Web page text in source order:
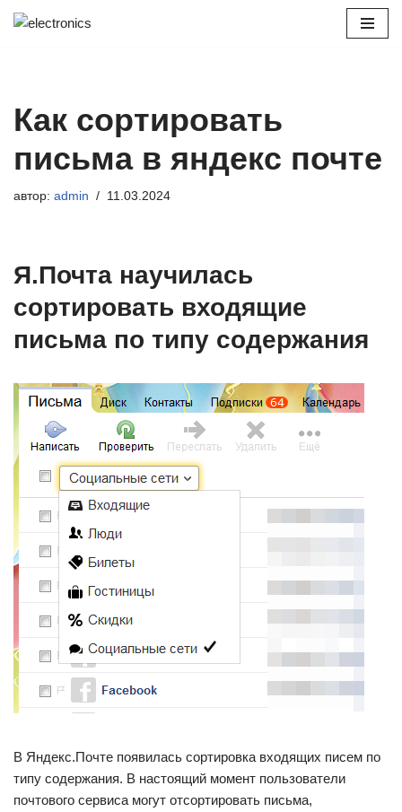
Как сортировать
письма в яндекс почте
автор: admin 11.03.2024
Я.Почта научилась
сортировать входящие
письма по типу содержания
В Яндекс.Почте появилась сортировка входящих писем по
типу содержания. В настоящий момент пользователи
почтового сервиса могут отсортировать письма,